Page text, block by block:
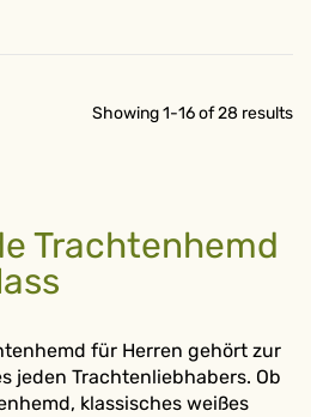
Showing1-16of28 results
Trachtenhemd
für Herren gehört zur
jeden Trachtenliebhabers. Ob
klassisches weißes